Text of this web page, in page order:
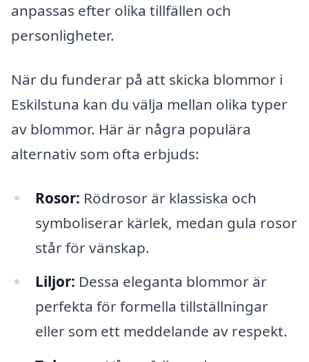
anpassas efter olika tillfällen och
personligheter.
När du funderar på att skicka blommor i
Eskilstuna kan du välja mellan olika typer
av blommor. Här är några populära
alternativ som ofta erbjuds:
Rosor: Rödrosor är klassiska och
symboliserar kärlek, medan gula rosor
står för vänskap.
Liljor: Dessa eleganta blommor är
perfekta för formella tillställningar
eller som ett meddelande av respekt.